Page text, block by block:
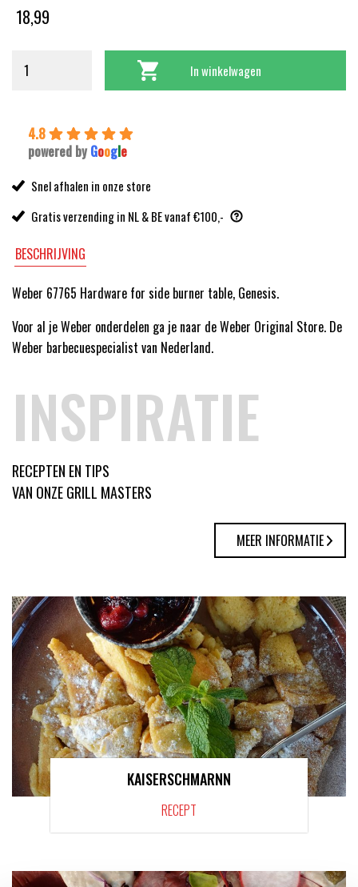
18,99
In winkelwagen
4.8
powered by Google
Snel afhalen in onze store
Gratis verzending in NL & BE vanaf €100,-
BESCHRIJVING
Weber 67765 Hardware for side burner table, Genesis.
Voor al je Weber onderdelen ga je naar de Weber Original Store. De
Weber barbecuespecialist van Nederland.
INSPIRATIE
RECEPTEN EN TIPS
VAN ONZE GRILL MASTERS
MEER INFORMATIE
KAISERSCHMARNN
RECEPT